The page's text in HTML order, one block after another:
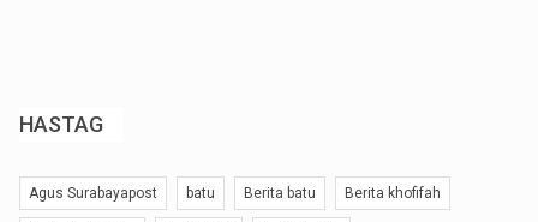
HASTAG
Agus Surabayapost batu Berita batu Berita khofifah